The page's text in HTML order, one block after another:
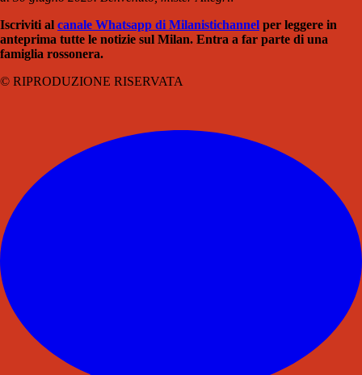
Iscriviti al canale Whatsapp di Milanistichannel per leggere in
anteprima tutte le notizie sul Milan. Entra a far parte di una
famiglia rossonera.
© RIPRODUZIONE RISERVATA